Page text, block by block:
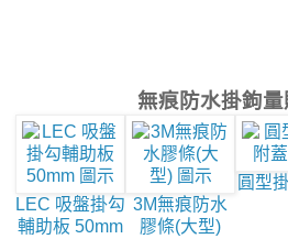
無痕防水掛鉤
LEC 吸盤掛勾
輔助板 50mm
3M無痕防水
膠條(大型)
圓型